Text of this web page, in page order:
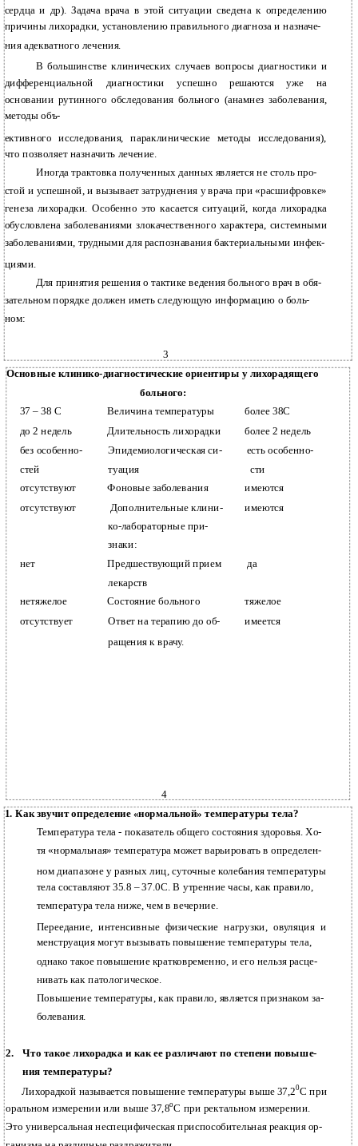
сердца и др). Задача врача в этой ситуации сведена к определению
причины лихорадки, установлению правильного диагноза и назначе-
ния адекватного лечения.
В большинстве клинических случаев вопросы диагностики и
дифференциальной диагностики успешно решаются уже на
основании рутинного обследования больного (анамнез заболевания,
методы объ-
ективного исследования, параклинические методы исследования),
что позволяет назначить лечение.
Иногда трактовка полученных данных является не столь про-
стой и успешной, и вызывает затруднения у врача при «расшифровке»
генеза лихорадки. Особенно это касается ситуаций, когда лихорадка
обусловлена заболеваниями злокачественного характера, системными
заболеваниями, трудными для распознавания бактериальными инфек-
циями.
Для принятия решения о тактике ведения больного врач в обя-
зательном порядке должен иметь следующую информацию о боль-
ном:
3
Основные клинико-диагностические ориентиры у лихорадящего
больного:
37 – 38 С
Величина температуры
более 38С
до 2 недель
Длительность лихорадки более 2 недель
без особенно- Эпидемиологическая си-
есть особенно-
стей
туация сти
отсутствуют Фоновые заболевания имеются
отсутствуют Дополнительные клини- имеются
ко-лабораторные при-
знаки:
нет Предшествующий прием да
лекарств
нетяжелое Состояние больного
тяжелое
отсутствует
Ответ на терапию до об-
имеется
ращения к врачу.
4
1. Как звучит определение «нормальной» температуры тела?
Температура тела - показатель общего состояния здоровья. Хо-
тя «нормальная» температура может варьировать в определен-
ном диапазоне у разных лиц, суточные колебания температуры
тела составляют 35.8 – 37.0С. В утренние часы, как правило,
температура тела ниже, чем в вечерние.
Переедание, интенсивные физические нагрузки, овуляция и
менструация могут вызывать повышение температуры тела,
однако такое повышение кратковременно, и его нельзя расце-
нивать как патологическое.
Повышение температуры, как правило, является признаком за-
болевания.
2.
Что такое лихорадка и как ее различают по степени повыше-
ния температуры?
Лихорадкой называется повышение температуры выше 37,20С при
оральном измерении или выше 37,8оС при ректальном измерении.
Это универсальная неспецифическая приспособительная реакция ор-